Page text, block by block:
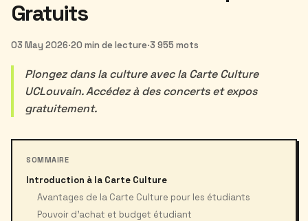
Gratuits
03 May 2026·20 min de lecture·3 955 mots
Plongez dans la culture avec la Carte Culture
UCLouvain. Accédez à des concerts et expos
gratuitement.
SOMMAIRE
Introduction à la Carte Culture
Avantages de la Carte Culture pour les étudiants
Pouvoir d’achat et budget étudiant